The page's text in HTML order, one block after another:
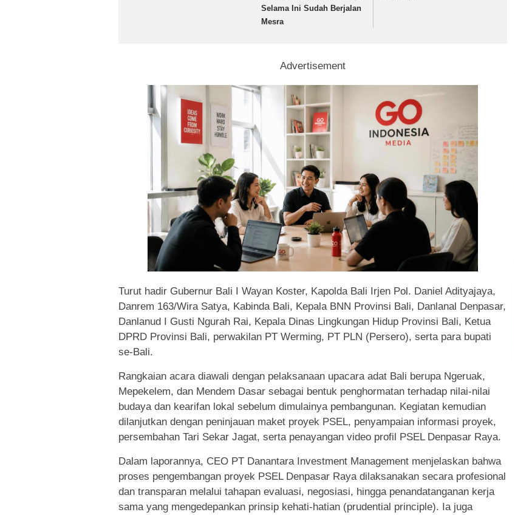
Selama Ini Sudah Berjalan
Mesra
Advertisement
Turut hadir Gubernur Bali I Wayan Koster, Kapolda Bali Irjen Pol. Daniel Adityajaya,
Danrem 163/Wira Satya, Kabinda Bali, Kepala BNN Provinsi Bali, Danlanal Denpasar,
Danlanud I Gusti Ngurah Rai, Kepala Dinas Lingkungan Hidup Provinsi Bali, Ketua
DPRD Provinsi Bali, perwakilan PT Werming, PT PLN (Persero), serta para bupati
se-Bali.
Rangkaian acara diawali dengan pelaksanaan upacara adat Bali berupa Ngeruak,
Mepekelem, dan Mendem Dasar sebagai bentuk penghormatan terhadap nilai-nilai
budaya dan kearifan lokal sebelum dimulainya pembangunan. Kegiatan kemudian
dilanjutkan dengan peninjauan maket proyek PSEL, penyampaian informasi proyek,
persembahan Tari Sekar Jagat, serta penayangan video profil PSEL Denpasar Raya.
Dalam laporannya, CEO PT Danantara Investment Management menjelaskan bahwa
proses pengembangan proyek PSEL Denpasar Raya dilaksanakan secara profesional
dan transparan melalui tahapan evaluasi, negosiasi, hingga penandatanganan kerja
sama yang mengedepankan prinsip kehati-hatian (prudential principle). Ia juga